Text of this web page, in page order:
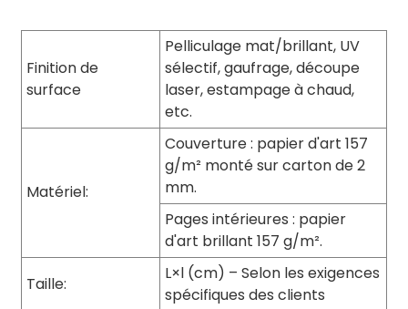
Finition de
surface
Pelliculage mat/brillant, UV
sélectif, gaufrage, découpe
laser, estampage à chaud,
etc.
Matériel:
Couverture : papier d'art 157
g/m² monté sur carton de 2
mm.
Pages intérieures : papier
d'art brillant 157 g/m².
Taille:
L×l (cm) – Selon les exigences
spécifiques des clients